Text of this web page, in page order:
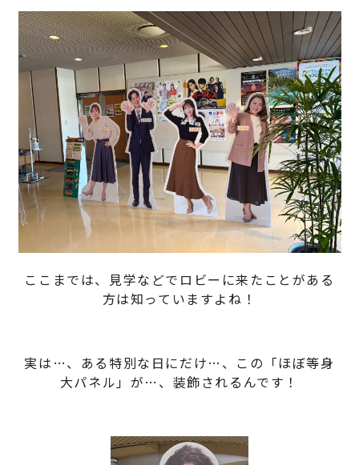
ここまでは、見学などでロビーに来たことがある
方は知っていますよね！
実は…、ある特別な日にだけ…、この「ほぼ等身
大パネル」が…、装飾されるんです！